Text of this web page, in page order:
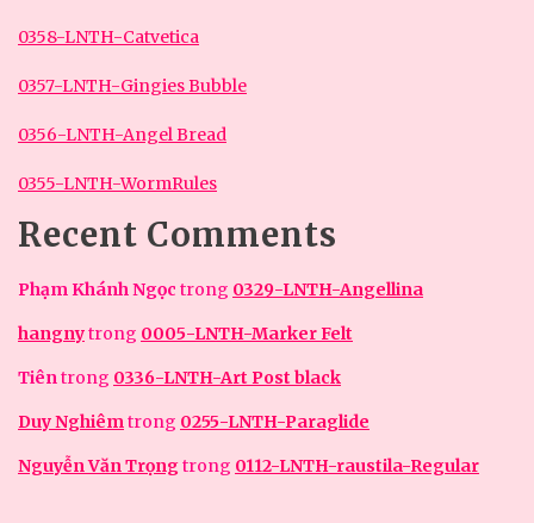
0358-LNTH-Catvetica
0357-LNTH-Gingies Bubble
0356-LNTH-Angel Bread
0355-LNTH-WormRules
Recent Comments
Phạm Khánh Ngọc trong 0329-LNTH-Angellina
hangnytrong 0005-LNTH-Marker Felt
Tiêntrong 0336-LNTH-Art Post black
Duy Nghiêmtrong 0255-LNTH-Paraglide
Nguyễn Văn Trọngtrong 0112-LNTH-raustila-Regular